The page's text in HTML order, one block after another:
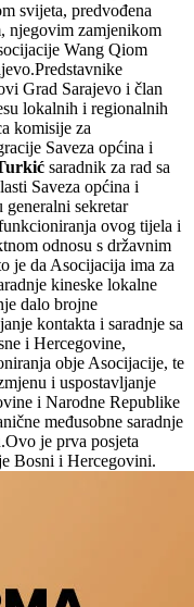
svijeta, predvođena
njegovim zamjenikom
Wang Qiom
Grad Sarajevo i član
lokalnih i regionalnih
komisije za
Saveza općina i
saradnik za rad sa
Saveza općina i
sekretar
ovog tijela i
odnosu s državnim
je da Asocijacija ima za
kineske lokalne
dalo brojne
kontakta i saradnje sa
i Hercegovine,
obje Asocijacije, te
i uspostavljanje
i Narodne Republike
međusobne saradnje
je prva posjeta
Bosni i Hercegovini.